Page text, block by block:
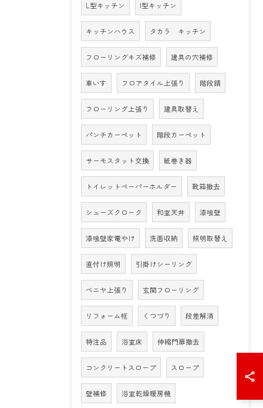
L型キッチン I型キッチン
キッチンハウス タカラ キッチン
フローリングキズ補修 建具の穴補修
車いす フロアタイル上張り 階段錆
フローリング上張り 建具取替え
パンチカーペット 階段カーペット
サーモスタット交換 紙巻き器
トイレットペーパーホルダー 靴箱撤去
シューズクローク 和室天井 漆喰壁
漆喰壁家電やけ 洗面収納 照明取替え
直付け照明 引掛けシーリング
ベニヤ上張り 玄関フローリング
リフォーム框 くつづり 段差解消
特注品 浴室床 伸縮門扉撤去
コンクリートスロープ スロープ
壁補修 浴室乾燥暖房機